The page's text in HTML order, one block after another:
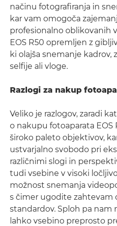
načinu fotografiranja in
kar vam omogoča
profesionalno oblikovanih
EOS R50 opremljen z
ki olajša snemanje kadrov,
selfije ali vloge.
Razlogi za nakup
Veliko je razlogov, zaradi
o nakupu fotoaparata EOS
široko paleto objektivov,
ustvarjalno svobodo pri
različnimi slogi in
tudi vsebine v visoki
možnost snemanja
s čimer ugodite zahtevam
standardov. Sploh pa nam
lahko vsebino preprosto